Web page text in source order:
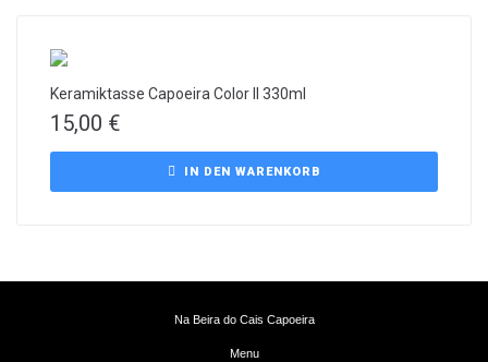
Keramiktasse Capoeira Color II 330ml
15,00 €
IN DEN WARENKORB
Na Beira do Cais Capoeira
Menu